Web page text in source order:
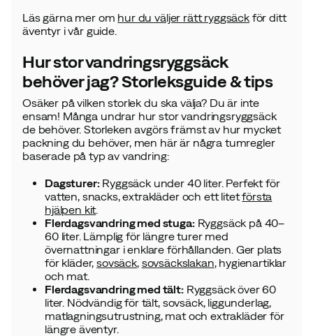
Läs gärna mer om hur du väljer rätt ryggsäckför ditt
äventyr i vår guide.
Hur stor vandringsryggsäck
behöver jag? Storleksguide & tips
Osäker på vilken storlek du ska välja? Du är inte
ensam! Många undrar hur stor vandringsryggsäck
de behöver. Storleken avgörs främst av hur mycket
packning du behöver, men här är några tumregler
baserade på typ av vandring:
Dagsturer:Ryggsäck under 40 liter. Perfekt för
vatten, snacks, extrakläder och ett litetförsta
hjälpen kit.
Flerdagsvandring med stuga:Ryggsäck på 40–
60 liter. Lämplig för längre turer med
övernattningar i enklare förhållanden. Ger plats
för kläder,sovsäck, sovsäckslakan, hygienartiklar
och mat.
Flerdagsvandring med tält:Ryggsäck över 60
liter. Nödvändig för tält, sovsäck, liggunderlag,
matlagningsutrustning, mat och extrakläder för
längre äventyr.